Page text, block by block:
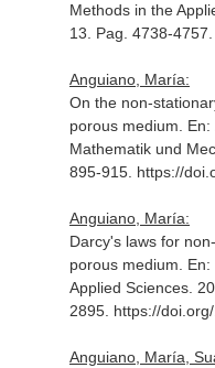
Methods in the
13. Pag. 4738-
Anguiano, María:
On the non-
porous medium. En:
Mathematik und
895-915. https://
Anguiano, María:
Darcy's laws for
porous medium.
Applied Sciences.
2895. https://
Anguiano, María,